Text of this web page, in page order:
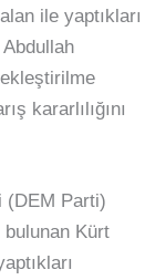
ile yaptıkları
Abdullah
kararlılığını
(DEM Parti)
bulunan Kürt